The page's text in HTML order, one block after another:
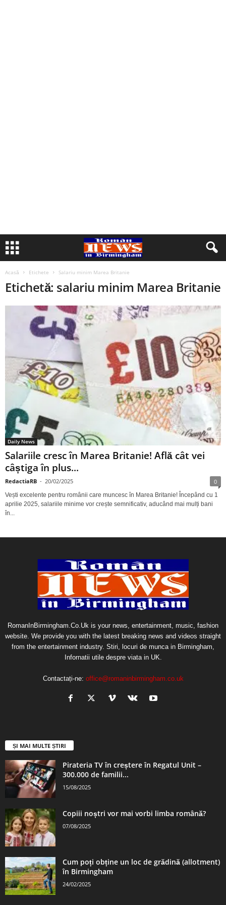
Acasă Etichete Salariu minim Marea Britanie
Etichetă: salariu minim Marea Britanie
Daily News
Salariile cresc în Marea Britanie! Află cât vei
câștiga în plus...
RedactiaRB - 20/02/2025 0
Vești excelente pentru românii care muncesc în Marea Britanie! Începând cu 1
aprilie 2025, salariile minime vor crește semnificativ, aducând mai mulți bani
în...
RomanInBirmingham.Co.Uk is your news, entertainment, music, fashion
website. We provide you with the latest breaking news and videos straight
from the entertainment industry. Stiri, locuri de munca in Birmingham,
Infornatii utile despre viata in UK.
Contactați-ne: office@romaninbirmingham.co.uk
ȘI MAI MULTE ȘTIRI
Pirateria TV în creștere în Regatul Unit –
300.000 de familii...
15/08/2025
Copiii noștri vor mai vorbi limba română?
07/08/2025
Cum poți obține un loc de grădină (allotment)
în Birmingham
24/02/2025